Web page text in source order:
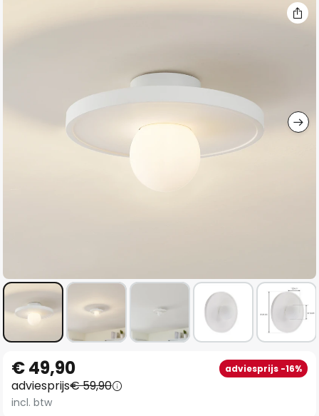
naar
het
begin
€ 49,90 adviesprijs -16%
adviesprijs€ 59,90
incl. btw